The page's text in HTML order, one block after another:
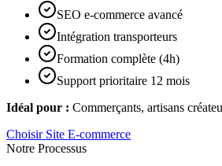
SEO e-commerce avancé
Intégration transporteurs
Formation complète (4h)
Support prioritaire 12 mois
Idéal pour : Commerçants, artisans
Choisir Site E-commerce
Notre Processus